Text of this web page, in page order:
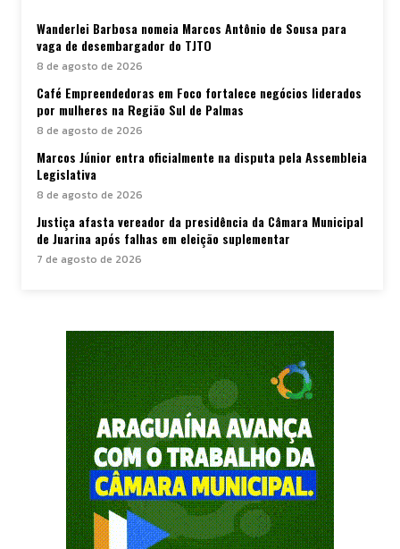
Wanderlei Barbosa nomeia Marcos Antônio de Sousa para
vaga de desembargador do TJTO
8 de agosto de 2026
Café Empreendedoras em Foco fortalece negócios liderados
por mulheres na Região Sul de Palmas
8 de agosto de 2026
Marcos Júnior entra oficialmente na disputa pela Assembleia
Legislativa
8 de agosto de 2026
Justiça afasta vereador da presidência da Câmara Municipal
de Juarina após falhas em eleição suplementar
7 de agosto de 2026